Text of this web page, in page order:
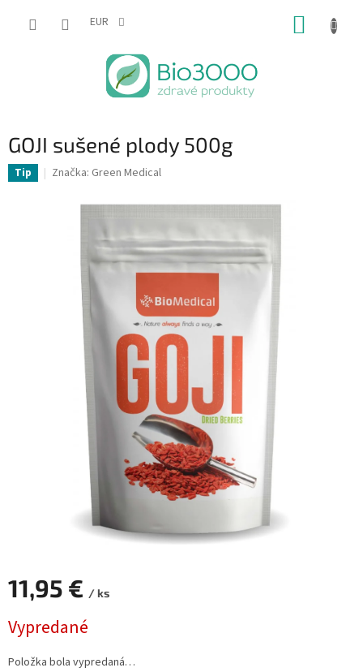
EUR
GOJI sušené plody 500g
Tip Značka: Green Medical
11,95 € / ks
cena:
Vypredané
Položka bola vypredaná…